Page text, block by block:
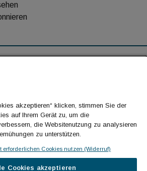
akzeptieren“ klicken, stimmen Sie der
auf Ihrem Gerät zu, um die
die Websitenutzung zu analysieren
zu unterstützen.
erforderlichen Cookies nutzen (Widerruf)
Cookies akzeptieren